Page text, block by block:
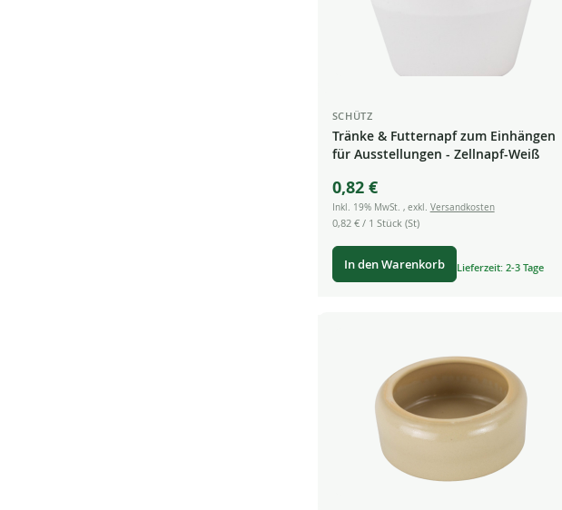
SCHÜTZ
Tränke & Futternapf zum Einhängen
für Ausstellungen - Zellnapf-Weiß
0,82 €
Inkl. 19% MwSt. , exkl. Versandkosten
0,82 €/ 1 Stück (St)
In den Warenkorb Lieferzeit: 2-3 Tage